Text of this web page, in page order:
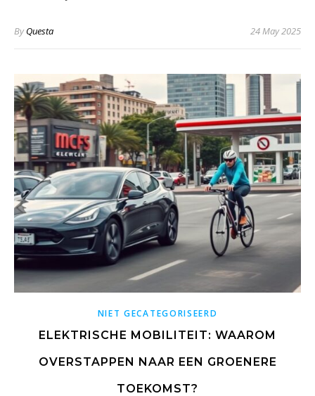
ByQuesta 24 May 2025
NIET GECATEGORISEERD
ELEKTRISCHE MOBILITEIT: WAAROM
OVERSTAPPEN NAAR EEN GROENERE
TOEKOMST?